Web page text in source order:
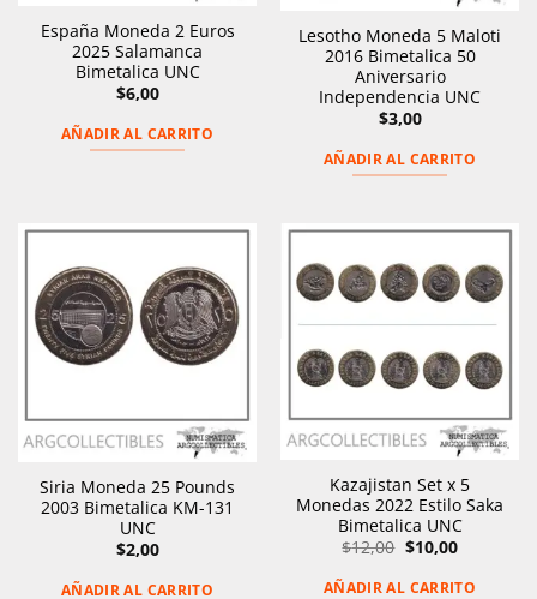
España Moneda 2 Euros
2025 Salamanca
Bimetalica UNC
$6,00
AÑADIR AL CARRITO
Lesotho Moneda 5 Maloti
2016 Bimetalica 50
Aniversario
Independencia UNC
$3,00
AÑADIR AL CARRITO
Siria Moneda 25 Pounds
2003 Bimetalica KM-131
UNC
$2,00
AÑADIR AL CARRITO
Kazajistan Set x 5
Monedas 2022 Estilo Saka
Bimetalica UNC
$12,00 El
precio
original
era:
$10,00El
precio
actual
es:
AÑADIR AL CARRITO